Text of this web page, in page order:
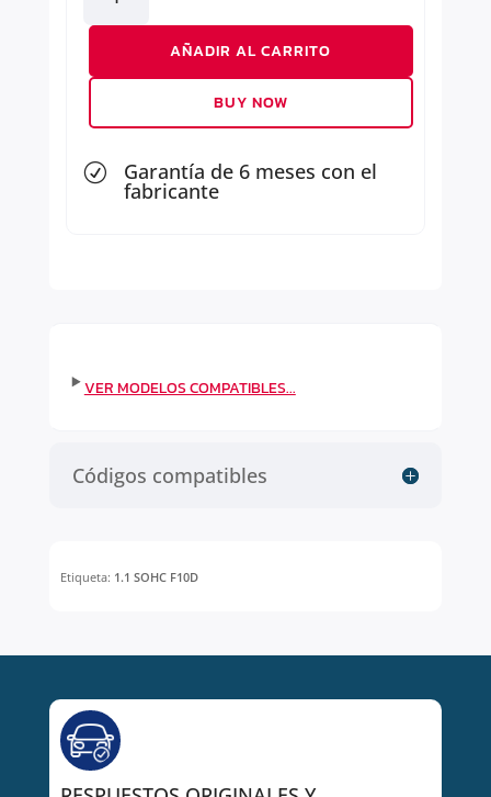
CULATA
cantidad
AÑADIR AL CARRITO
BUY NOW
R Garantía de 6 meses con el
fabricante
Códigos compatibles
Etiqueta: 1.1 SOHC F10D